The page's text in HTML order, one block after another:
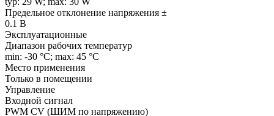
Предельное отклонение напряжения ±
0.1 В
Эксплуатационные
Диапазон рабочих температур
min: -30 °C; max: 45 °C
Место применения
Только в помещении
Управление
Входной сигнал
PWM СV (ШИМ по напряжению)